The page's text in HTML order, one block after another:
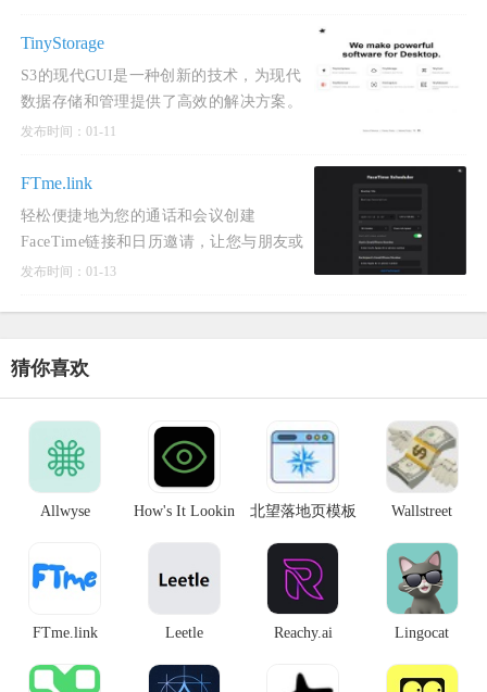
尝试机会，鼓励用户反
TinyStorage
S3的现代GUI是一种创新的技术，为现代
数据存储和管理提供了高效的解决方案。
该界面结合了现代设计理念和先进的技
该GUI，用户可以轻松地管理
发布时间：01-11
FTme.link
轻松便捷地为您的通话和会议创建
FaceTime链接和日历邀请，让您与朋友或
同事之间的沟通更为流畅高效。令人注意
发布时间：01-13
猜你喜欢
Allwyse How's It Lookin 北望落地页模板
Wallstreet
FTme.link Leetle Reachy.ai Lingocat